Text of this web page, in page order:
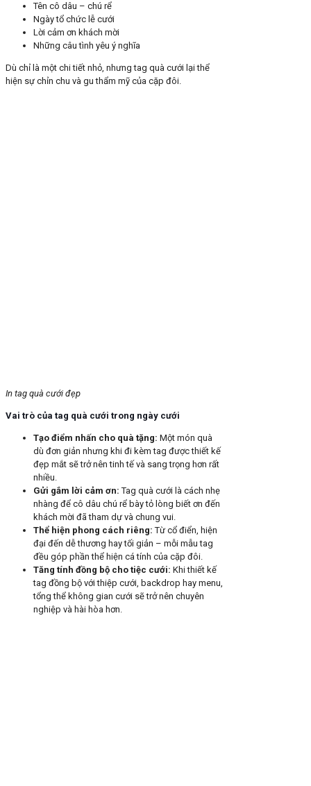
Tên cô dâu – chú rể
Ngày tổ chức lễ cưới
Lời cảm ơn khách mời
Những câu tình yêu ý nghĩa
Dù chỉ là một chi tiết nhỏ, nhưng tag quà cưới lại thể
hiện sự chỉn chu và gu thẩm mỹ của cặp đôi.
In tag quà cưới đẹp
Vai trò của tag quà cưới trong ngày cưới
Tạo điểm nhấn cho quà tặng: Một món quà
dù đơn giản nhưng khi đi kèm tag được thiết kế
đẹp mắt sẽ trở nên tinh tế và sang trọng hơn rất
nhiều.
Gửi gắm lời cảm ơn:Tag quà cưới là cách nhẹ
nhàng để cô dâu chú rể bày tỏ lòng biết ơn đến
khách mời đã tham dự và chung vui.
Thể hiện phong cách riêng:Từ cổ điển, hiện
đại đến dễ thương hay tối giản – mỗi mẫu tag
đều góp phần thể hiện cá tính của cặp đôi.
Tăng tính đồng bộ cho tiệc cưới: Khi thiết kế
tag đồng bộ với thiệp cưới, backdrop hay menu,
tổng thể không gian cưới sẽ trở nên chuyên
nghiệp và hài hòa hơn.